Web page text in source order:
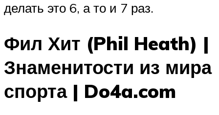
делать это 6, а то и 7 раз.
Фил Хит (Phil Heath) |
Знаменитости из мира
спорта | Do4a.com